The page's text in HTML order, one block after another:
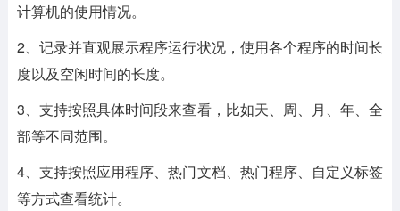
计算机的使用情况。
2、记录并直观展示程序运行状况，使用各个程序的时间长
度以及空闲时间的长度。
3、支持按照具体时间段来查看，比如天、周、月、年、全
部等不同范围。
4、支持按照应用程序、热门文档、热门程序、自定义标签
等方式查看统计。